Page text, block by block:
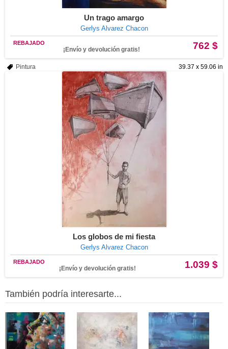
Un trago amargo
Gerlys Alvarez Chacon
762 $
REBAJADO
¡Envío y devolución gratis!
39.37 x 59.06 in
Pintura
Los globos de mi fiesta
Gerlys Alvarez Chacon
1.039 $
REBAJADO
¡Envío y devolución gratis!
También podría interesarte...